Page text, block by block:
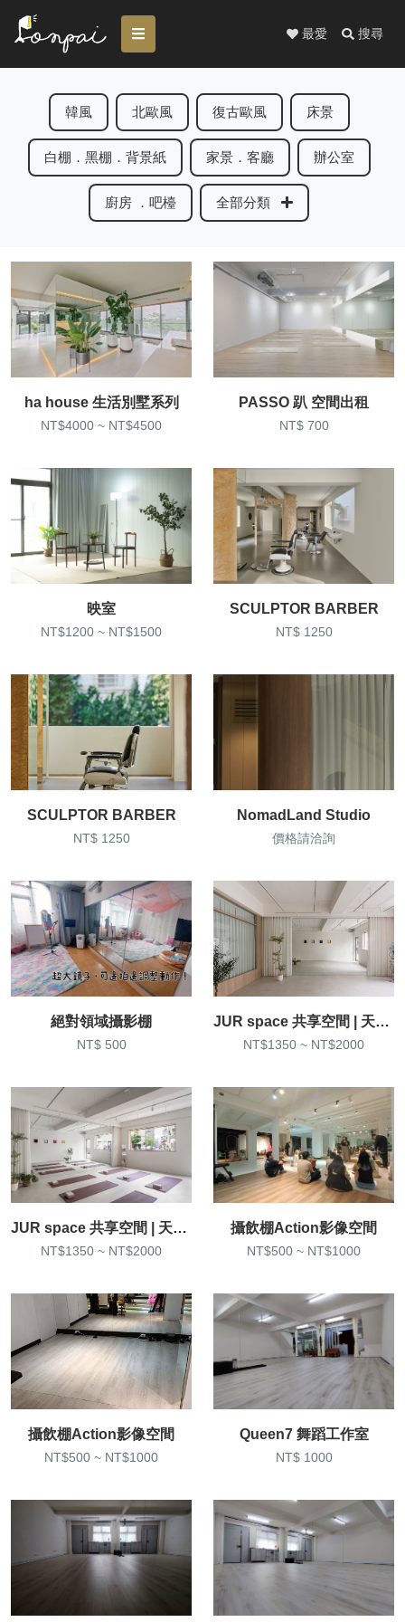
最愛 搜尋
韓風 北歐風 復古歐風 床景
白棚．黑棚．背景紙 家景．客廳 辦公室
廚房 ．吧檯 全部分類
ha house 生活別墅系列
NT$4000 ~ NT$4500
PASSO 趴 空間出租
NT$ 700
映室
NT$1200 ~ NT$1500
SCULPTOR BARBER
NT$ 1250
SCULPTOR BARBER
NT$ 1250
NomadLand Studio
價格請洽詢
絕對領域攝影棚
NT$ 500
JUR space 共享空間 | 天母HQ
NT$1350 ~ NT$2000
JUR space 共享空間 | 天母HQ
NT$1350 ~ NT$2000
攝飲棚Action影像空間
NT$500 ~ NT$1000
攝飲棚Action影像空間
NT$500 ~ NT$1000
Queen7 舞蹈工作室
NT$ 1000